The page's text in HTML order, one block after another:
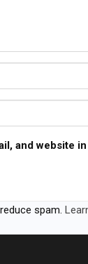
and website
spam.